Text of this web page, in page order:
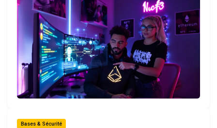
Bases & Sécurité